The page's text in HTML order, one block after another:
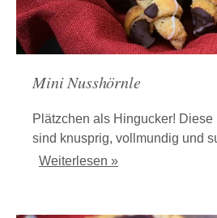
Mini Nusshörnle
Plätzchen als Hingucker!
sind knusprig, vollmundig und
Weiterlesen »